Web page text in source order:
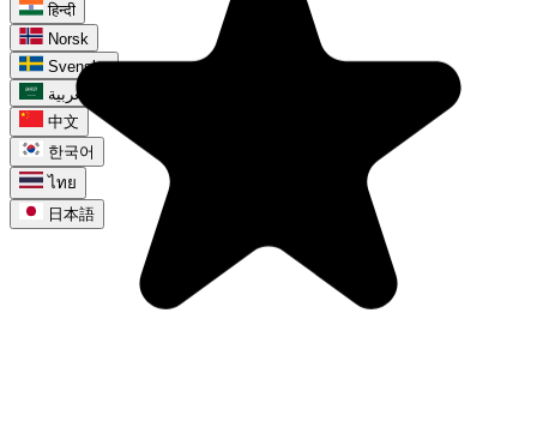
हिन्दी
Norsk
Svenska
العربية
中文
한국어
ไทย
日本語